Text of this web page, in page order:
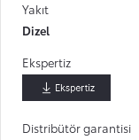
Yakıt
Dizel
Ekspertiz
İndir
Distribütör garantisi